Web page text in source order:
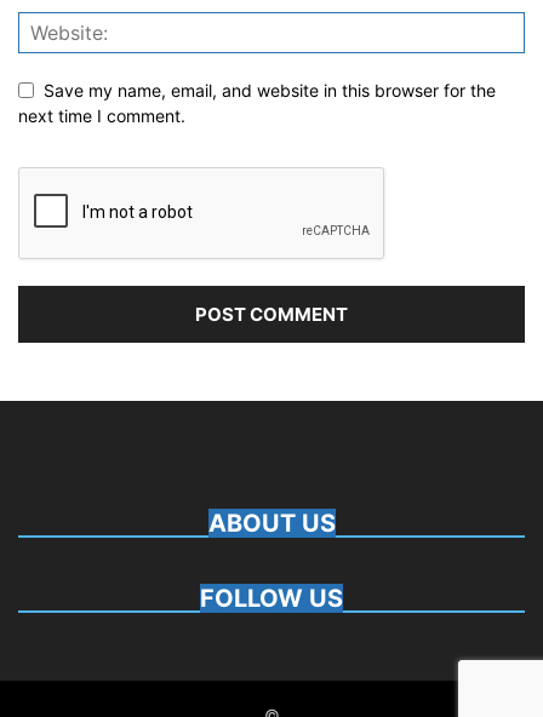
Save my name, email, and website in this browser for the
next time I comment.
ABOUT US
FOLLOW US